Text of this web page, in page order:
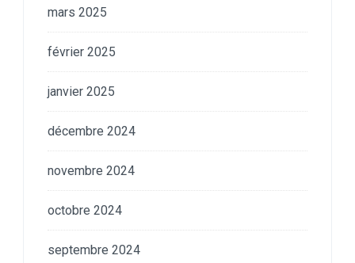
mars 2025
février 2025
janvier 2025
décembre 2024
novembre 2024
octobre 2024
septembre 2024